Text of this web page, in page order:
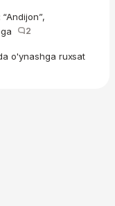
2
o'ynashga ruxsat